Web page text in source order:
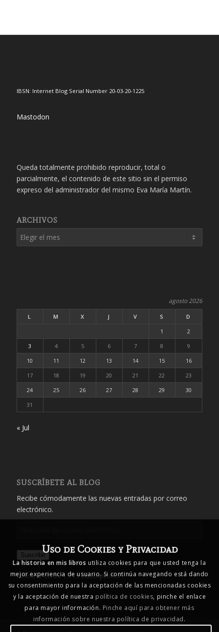
IBSN: Internet Blog Serial Number 20-03-20-1225
Mastodon
Queda totalmente prohibido reproducir, total o
parcialmente, el contenido de este sitio sin el permiso
expreso del administrador del mismo Eva María Martín.
ARCHIVOS
agosto 2026
L M X J V S
D
1
2
3
4 5 6 7 8
9
10
11 12 13 14 15
16
17
18 19 20 21 22
23
24
25 26 27 28 29
30
31
« Jul
SUSCRÍBETE AL BLOG
Recibe cómodamente las nuevas entradas por correo
electrónico.
correo
electrónico
Suscribir
Únete a otros 1.719 suscriptores
Uso de Cookies y Privacidad
La historia en mis libros utiliza cookies para que usted tenga la
mejor experiencia de usuario. Si continúa navegando está dando
su consentimiento para la aceptación de las mencionadas cookies
y la aceptación de nuestra política de cookies, pinche el enlace
para mayor información. Pinche aquí para obtener más
información sobre nuestra política de privacidad.